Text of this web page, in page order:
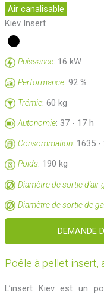
Poêle à pellet insert,
L’insert Kiev est un
Air canalisable
Kiev Insert
Puissance: 16 kW
Performance: 92 %
Trémie: 60 kg
Autonomie: 37 - 17 h
Consommation: 1635 -
Poids: 190 kg
Diamètre de sortie d'air
Diamètre de sortie de
DEMANDE